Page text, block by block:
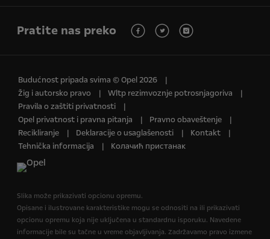
Pratite nas preko
Budućnost pripada svima © Opel 2026
Žig i autorsko pravo
Wltp rezimvoznje potrosnjagoriva
Pravila o zaštiti privatnosti
Opel privatnost i pravna pitanja
Pravno obaveštenje
Recikliranje
Deklaracije o usaglašenosti
Kontakt
Tehnička informacija
Колачић пристанак
Slika može prikazivati opcionu opremu.
Opisane i ilustrovane karakteristike mogu se odnositi na ili prikazivati
opcionu opremu koja nije uključena u standardnu isporuku. Navedene
informacije bile su tačne u vreme objavljivanja. Zadržavamo pravo izmene